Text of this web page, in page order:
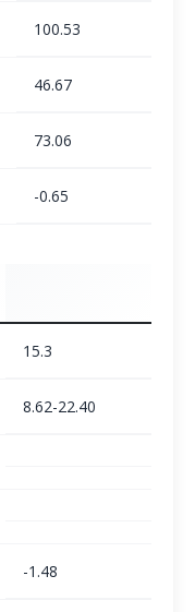
100.53
46.67
73.06
-0.65
15.3
8.62-22.40
-1.48